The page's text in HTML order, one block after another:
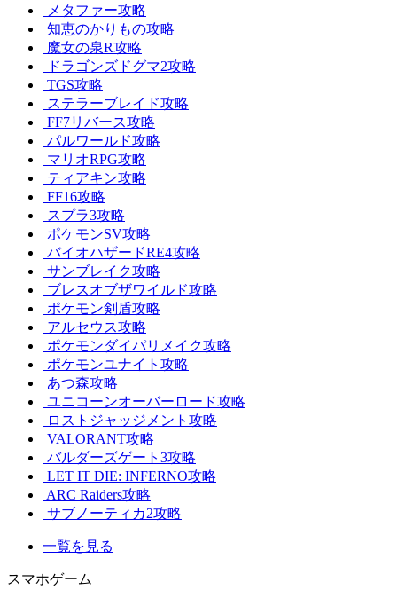
メタファー攻略
知恵のかりもの攻略
魔女の泉R攻略
ドラゴンズドグマ2攻略
TGS攻略
ステラーブレイド攻略
FF7リバース攻略
パルワールド攻略
マリオRPG攻略
ティアキン攻略
FF16攻略
スプラ3攻略
ポケモンSV攻略
バイオハザードRE4攻略
サンブレイク攻略
ブレスオブザワイルド攻略
ポケモン剣盾攻略
アルセウス攻略
ポケモンダイパリメイク攻略
ポケモンユナイト攻略
あつ森攻略
ユニコーンオーバーロード攻略
ロストジャッジメント攻略
VALORANT攻略
バルダーズゲート3攻略
LET IT DIE: INFERNO攻略
ARC Raiders攻略
サブノーティカ2攻略
一覧を見る
スマホゲーム